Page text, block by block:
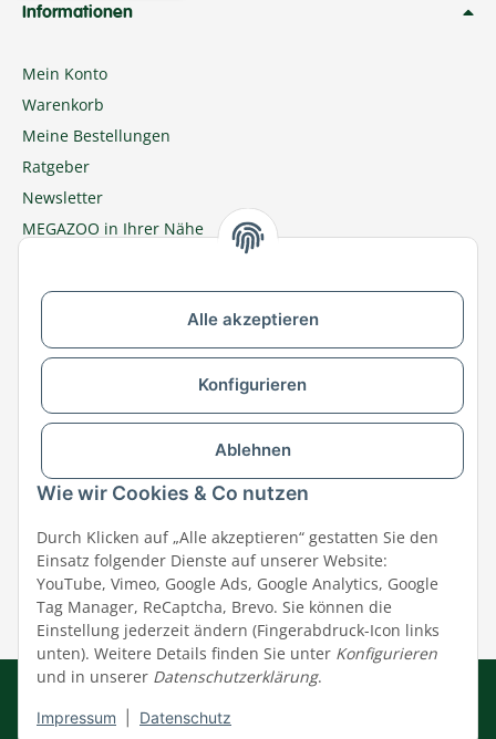
Alle akzeptieren
Konfigurieren
Ablehnen
Wie wir Cookies & Co nutzen
Durch Klicken auf „Alle akzeptieren“ gestatten Sie den
Einsatz folgender Dienste auf unserer Website:
YouTube, Vimeo, Google Ads, Google Analytics, Google
Tag Manager, ReCaptcha, Brevo. Sie können die
Einstellung jederzeit ändern (Fingerabdruck-Icon links
unten). Weitere Details finden Sie unter Konfigurieren
und in unserer Datenschutzerklärung.
Impressum Datenschutz
Informationen
Mein Konto
Warenkorb
Meine Bestellungen
Ratgeber
Newsletter
MEGAZOO in Ihrer Nähe
Zu MEGAZOO-nord.de wechseln
Versandpartner & Zahlungsmöglichkeiten
Impressum|AGB|Datenschutz
© MEGAZOO Alpha GmbH